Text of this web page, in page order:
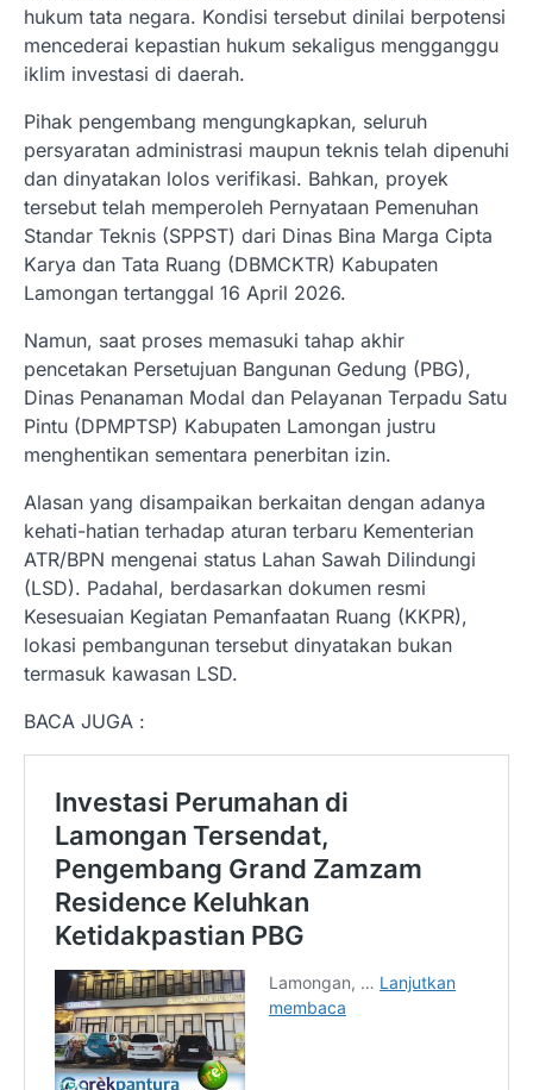
hukum tata negara. Kondisi tersebut dinilai berpotensi
mencederai kepastian hukum sekaligus mengganggu
iklim investasi di daerah.
Pihak pengembang mengungkapkan, seluruh
persyaratan administrasi maupun teknis telah dipenuhi
dan dinyatakan lolos verifikasi. Bahkan, proyek
tersebut telah memperoleh Pernyataan Pemenuhan
Standar Teknis (SPPST) dari Dinas Bina Marga Cipta
Karya dan Tata Ruang (DBMCKTR) Kabupaten
Lamongan tertanggal 16 April 2026.
Namun, saat proses memasuki tahap akhir
pencetakan Persetujuan Bangunan Gedung (PBG),
Dinas Penanaman Modal dan Pelayanan Terpadu Satu
Pintu (DPMPTSP) Kabupaten Lamongan justru
menghentikan sementara penerbitan izin.
Alasan yang disampaikan berkaitan dengan adanya
kehati-hatian terhadap aturan terbaru Kementerian
ATR/BPN mengenai status Lahan Sawah Dilindungi
(LSD). Padahal, berdasarkan dokumen resmi
Kesesuaian Kegiatan Pemanfaatan Ruang (KKPR),
lokasi pembangunan tersebut dinyatakan bukan
termasuk kawasan LSD.
BACA JUGA :